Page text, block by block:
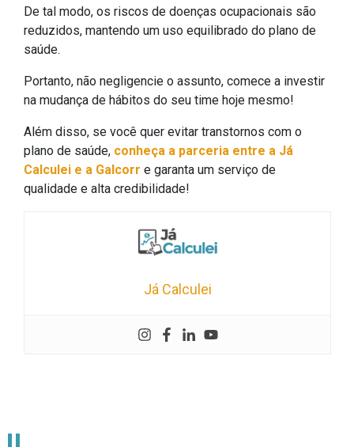
De tal modo, os riscos de doenças ocupacionais são
reduzidos, mantendo um uso equilibrado do plano de
saúde.
Portanto, não negligencie o assunto, comece a investir
na mudança de hábitos do seu time hoje mesmo!
Além disso, se você quer evitar transtornos com o
plano de saúde, conheça a parceria entre a Já
Calculei e a Galcorr e garanta um serviço de
qualidade e alta credibilidade!
Já Calculei